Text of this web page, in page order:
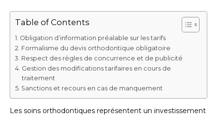
Table of Contents
Obligation d’information préalable sur les tarifs
Formalisme du devis orthodontique obligatoire
Respect des règles de concurrence et de publicité
Gestion des modifications tarifaires en cours de
traitement
Sanctions et recours en cas de manquement
Les soins orthodontiques représentent un investissement